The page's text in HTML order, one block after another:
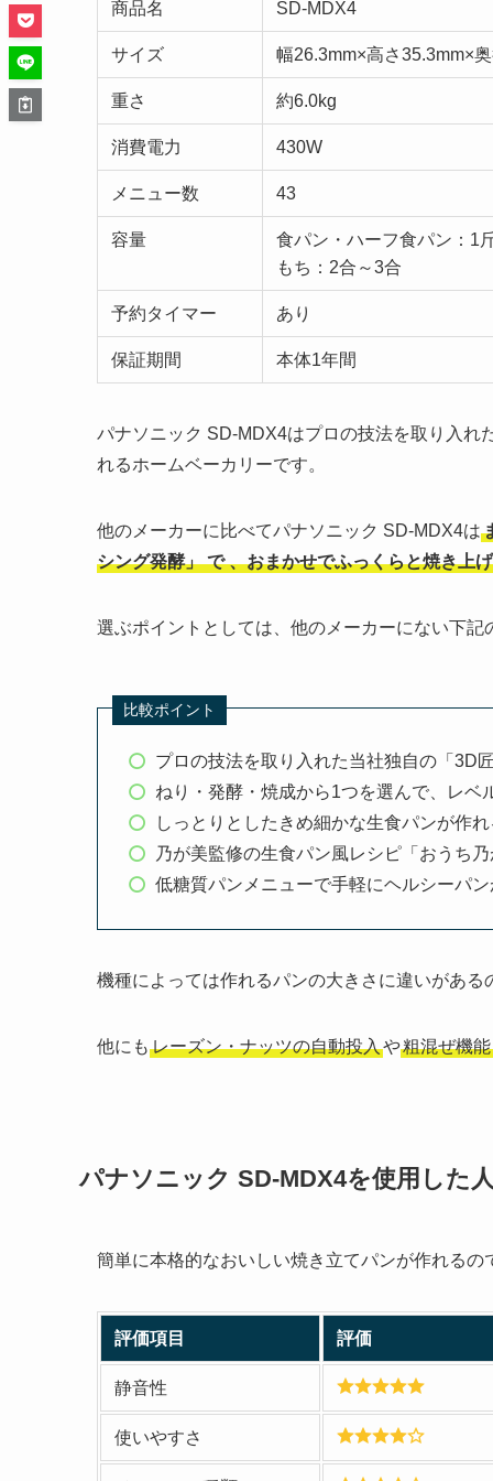
商品名 SD-MDX4
サイズ 幅26.3mm×高さ35.3mm×
重さ 約6.0kg
消費電力 430W
メニュー数 43
容量
食パン・ハーフ食パン：1
もち：2合～3合
予約タイマー あり
保証期間 本体1年間
パナソニック SD-MDX4はプロの技法を取り入れ
れるホームベーカリーです。
他のメーカーに比べてパナソニック SD-MDX4は
シング発酵」 で 、おまかせでふっくらと焼き上
選ぶポイントとしては、他のメーカーにない下
比較ポイント
プロの技法を取り入れた当社独自の「3D
ねり・発酵・焼成から1つを選んで、レベ
しっとりとしたきめ細かな生食パンが作
乃が美監修の生食パン風レシピ「おうち
低糖質パンメニューで手軽にヘルシーパ
機種によっては作れるパンの大きさに違いがある
他にも レーズン・ナッツの自動投入や粗混ぜ機能
パナソニック SD-MDX4を使用した
簡単に本格的なおいしい焼き立てパンが作れるの
評価項目 評価
静音性
使いやすさ